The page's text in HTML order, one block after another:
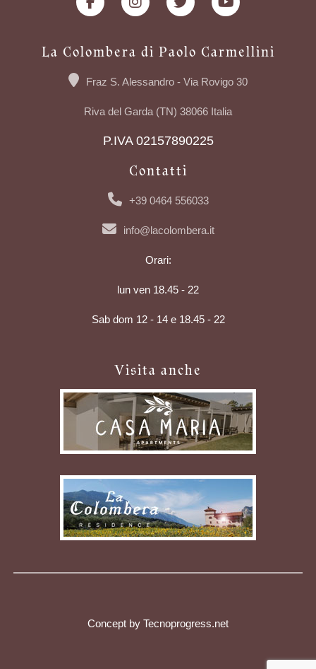
La Colombera di Paolo Carmellini
Fraz S. Alessandro - Via Rovigo 30
Riva del Garda (TN) 38066 Italia
P.IVA 02157890225
Contatti
+39 0464 556033
info@lacolombera.it
Orari:
lun ven 18.45 - 22
Sab dom 12 - 14 e 18.45 - 22
Visita anche
Concept by Tecnoprogress.net